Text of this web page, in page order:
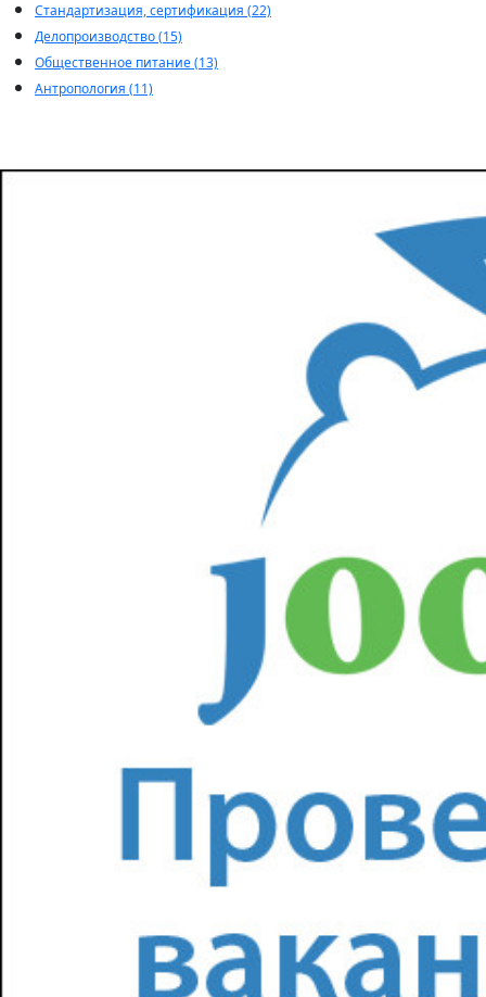
Стандартизация, сертификация (22)
Делопроизводство (15)
Общественное питание (13)
Антропология (11)